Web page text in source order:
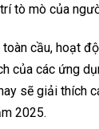
tò mò của
cầu, hoạt
của các ứng
sẽ giải thích
2025.